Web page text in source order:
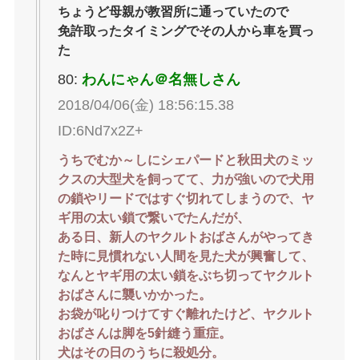
ちょうど母親が教習所に通っていたので
免許取ったタイミングでその人から車を買っ
た
80: わんにゃん＠名無しさん
2018/04/06(金) 18:56:15.38
ID:6Nd7x2Z+
うちでむか～しにシェパードと秋田犬のミッ
クスの大型犬を飼ってて、力が強いので犬用
の鎖やリードではすぐ切れてしまうので、ヤ
ギ用の太い鎖で繋いでたんだが、
ある日、新人のヤクルトおばさんがやってき
た時に見慣れない人間を見た犬が興奮して、
なんとヤギ用の太い鎖をぶち切ってヤクルト
おばさんに襲いかかった。
お袋が叱りつけてすぐ離れたけど、ヤクルト
おばさんは脚を5針縫う重症。
犬はその日のうちに殺処分。